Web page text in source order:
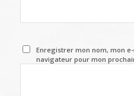
Enregistrer mon nom, mon
navigateur pour mon